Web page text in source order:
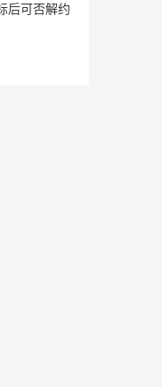
后可否解约